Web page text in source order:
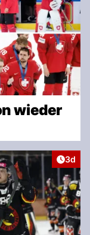
wieder
3d